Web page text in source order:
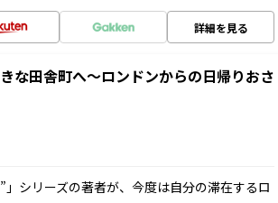
詳細を見る
な田舎町へ～ロンドンからの日帰りおさ
シリーズの著者が、今度は自分の滞在するロ